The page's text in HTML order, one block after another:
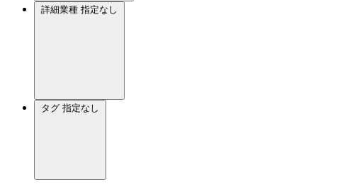
詳細業種 指定なし
タグ 指定なし